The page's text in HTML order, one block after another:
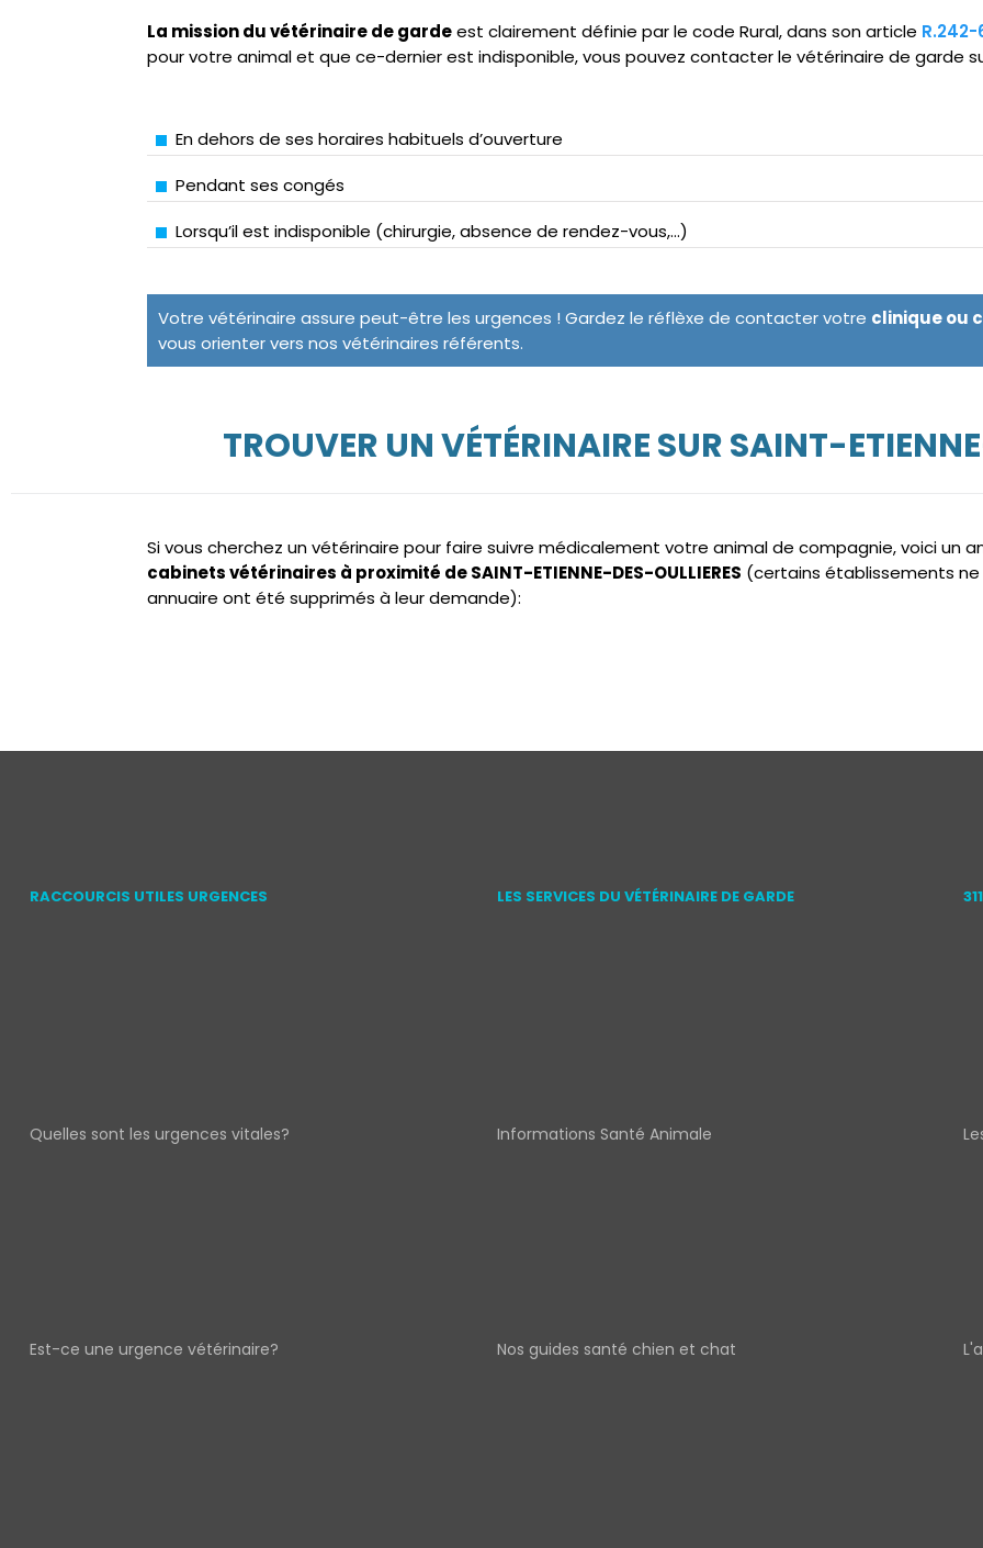
La mission du vétérinaire de gardeest clairement définie par le code Rural, dans son article R.242-
pour votre animal et que ce-dernier est indisponible, vous pouvez contacter le vétérinaire de garde sur
En dehors de ses horaires habituels d’ouverture
Pendant ses congés
Lorsqu’il est indisponible (chirurgie, absence de rendez-vous,...)
Votre vétérinaire assure peut-être les urgences ! Gardez le réflèxe de contacter votre clinique ou
vous orienter vers nos vétérinaires référents.
TROUVER UN VÉTÉRINAIRE SUR SAINT-
Si vous cherchez un vétérinaire pour faire suivre médicalement votre animal de compagnie, voici un
cabinets vétérinaires à proximité de SAINT-ETIENNE-DES-OULLIERES (certains établissements
annuaire ont été supprimés à leur demande):
RACCOURCIS UTILES URGENCES
Quelles sont les urgences vitales?
Est-ce une urgence vétérinaire?
LES SERVICES DU VÉTÉRINAIRE DE GARDE
Informations Santé Animale
Nos guides santé chien et chat